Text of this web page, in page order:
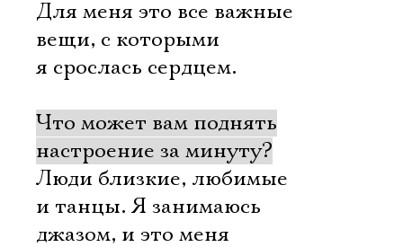
Для меня это все важные
вещи, с которыми
я срослась сердцем.
Что может вам поднять
настроение за минуту?
Люди близкие, любимые
и танцы. Я занимаюсь
джазом, и это меня